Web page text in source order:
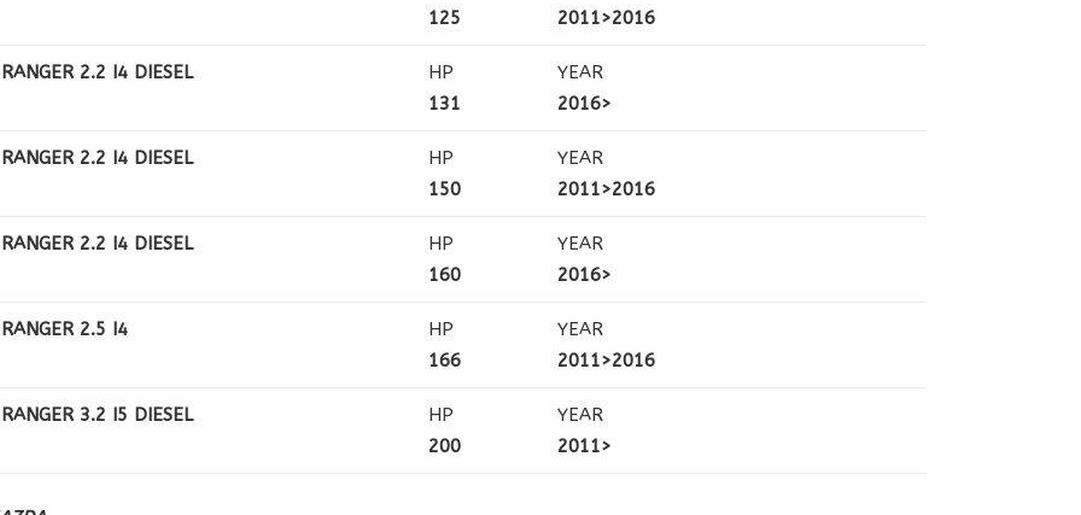
125
2011>2016
RANGER 2.2 I4 DIESEL
HP
131
YEAR
2016>
RANGER 2.2 I4 DIESEL
HP
150
YEAR
2011>2016
RANGER 2.2 I4 DIESEL
HP
160
YEAR
2016>
RANGER 2.5 I4
HP
166
YEAR
2011>2016
RANGER 3.2 I5 DIESEL
HP
200
YEAR
2011>